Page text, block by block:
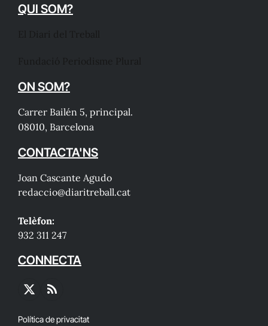
QUI SOM?
ON SOM?
Carrer Bailén 5, principal.
08010, Barcelona
CONTACTA'NS
Joan Cascante Agudo
redaccio@diaritreball.cat
Telèfon:
932 311 247
CONNECTA
X
RSS
Política de privacitat